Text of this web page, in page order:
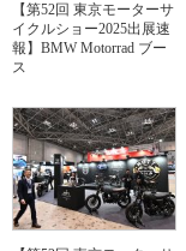
【第52回 東京モーターサ
イクルショー2025出展速
報】BMW Motorrad ブー
ス